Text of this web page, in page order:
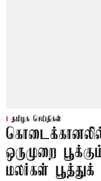
தமிழக செய்திகள்
ஒருமுறை
மலர்கள் பூத்துக்